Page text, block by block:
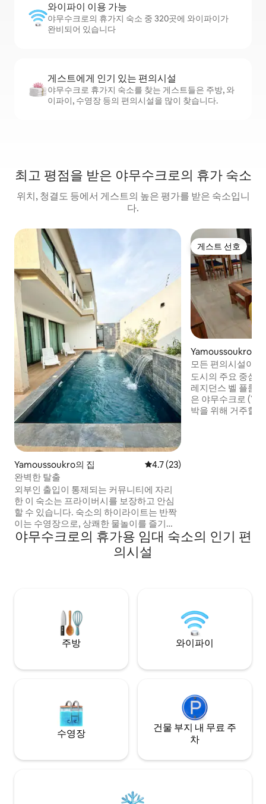
와이파이 이용 가능
야무수크로의 휴가지 숙소 중 320곳에 와이파이가
완비되어 있습니다
게스트에게 인기 있는 편의시설
야무수크로 휴가지 숙소를 찾는 게스트들은 주방, 와
이파이, 수영장 등의 편의시설을 많이 찾습니다.
최고 평점을 받은 야무수크로의 휴가 숙소
위치, 청결도 등에서 게스트의 높은 평가를 받은 숙소입니
다.
Yamoussoukro의 집 평점 4.7점(5점 만점), 후기 23
4.7 (23)
완벽한 탈출
외부인 출입이 통제되는 커뮤니티에 자리
한 이 숙소는 프라이버시를 보장하고 안심
할 수 있습니다. 숙소의 하이라이트는 반짝
이는 수영장으로, 상쾌한 물놀이를 즐기거
나 물가에서 휴식을 취하기에 이상적입니
다. 유명한 바실리카 근처에 편리하게 위치
하고 있어 관광하기에 안성맞춤입니다. 현
주차장, 헬스장. 지금 예약하고 고급스러움
을 경험하세요.
게스트 선호
게스트 선호
Yamoussoukro의
모든 편의시설이
- 콜리브리
도시의 주요 중심
레지던스 벨 플룸
은 야무수크로
박을 위해 거주할
야무수크로의 휴가용 임대 숙소의 인기 편
의시설
주방 와이파이
수영장
건물 부지 내 무료 주
차